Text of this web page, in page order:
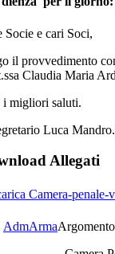
Socie e cari Soci,
il provvedimento
Claudia Maria
i migliori saluti.
Luca Mandro.
Allegati
Camera-
AdmArma